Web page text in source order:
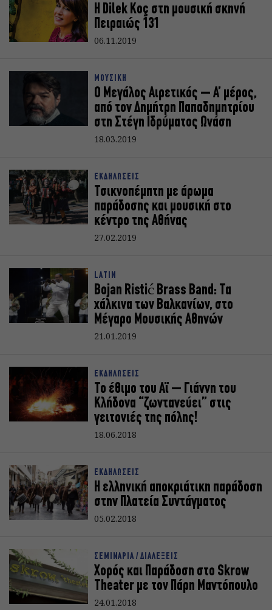
Η Dilek Koç στη μουσική σκηνή
Πειραιώς 131
06.11.2019
ΜΟΥΣΙΚΗ
Ο Μεγάλος Αιρετικός – Α’ μέρος,
από τον Δημήτρη Παπαδημητρίου
στη Στέγη Ιδρύματος Ωνάση
18.03.2019
ΕΚΔΗΛΩΣΕΙΣ
Τσικνοπέμπτη με άρωμα
παράδοσης και μουσική στο
κέντρο της Αθήνας
27.02.2019
LATIN
Bojan Ristić Brass Band: Τα
χάλκινα των Βαλκανίων, στο
Μέγαρο Μουσικής Αθηνών
21.01.2019
ΕΚΔΗΛΩΣΕΙΣ
Το έθιμο του Αϊ – Γιάννη του
Κλήδονα “ζωντανεύει” στις
γειτονιές της πόλης!
18.06.2018
ΕΚΔΗΛΩΣΕΙΣ
H ελληνική αποκριάτικη παράδοση
στην Πλατεία Συντάγματος
05.02.2018
ΣΕΜΙΝΑΡΙΑ / ΔΙΑΛΕΞΕΙΣ
Χορός και Παράδοση στο Skrow
Theater με τον Πάρη Μαντόπουλο
24.01.2018